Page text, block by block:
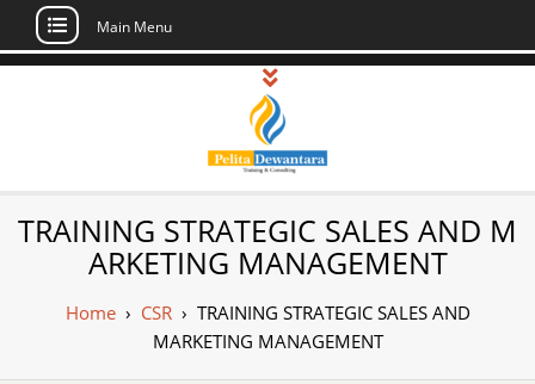
Skip
Main Menu
Pusat Pelatihan
dan Sertifikasi –
Daftar Training
Indonesia
Sertifikasi di Indonesia
TRAINING STRATEGIC SALES AND M
ARKETING MANAGEMENT
Home› CSR› TRAINING STRATEGIC SALES AND
MARKETING MANAGEMENT